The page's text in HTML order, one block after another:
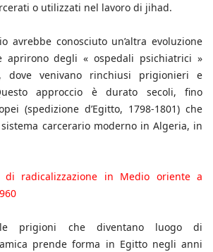
o utilizzati nel lavoro di jihad.
avrebbe conosciuto un’altra evoluzione
aprirono degli « ospedali psichiatrici »
dove venivano rinchiusi prigionieri e
approccio è durato secoli, fino
(spedizione d’Egitto, 1798-1801) che
carcerario moderno in Algeria, in
radicalizzazione in Medio oriente a
prigioni che diventano luogo di
prende forma in Egitto negli anni